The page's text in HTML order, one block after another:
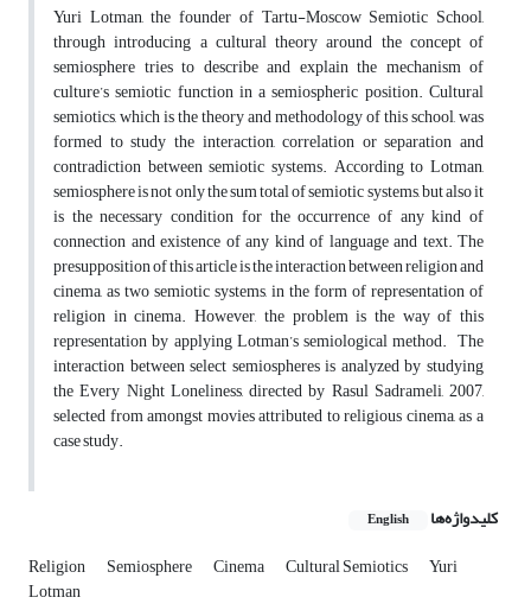
Yuri Lotman, the founder of Tartu-Moscow Semiotic School,
through introducing a cultural theory around the concept of
semiosphere tries to describe and explain the mechanism of
culture’s semiotic function in a semiospheric position. Cultural
semiotics, which is the theory and methodology of this school, was
formed to study the interaction, correlation or separation and
contradiction between semiotic systems. According to Lotman,
semiosphere is not only the sum total of semiotic systems, but also it
is the necessary condition for the occurrence of any kind of
connection and existence of any kind of language and text. The
presupposition of this article is the interaction between religion and
cinema, as two semiotic systems, in the form of representation of
religion in cinema. However, the problem is the way of this
representation by applying Lotman’s semiological method. The
interaction between select semiospheres is analyzed by studying
the Every Night Loneliness, directed by Rasul Sadrameli, 2007,
selected from amongst movies attributed to religious cinema, as a
case study.
کلیدواژه‌ها English
Religion Semiosphere Cinema Cultural Semiotics Yuri
Lotman